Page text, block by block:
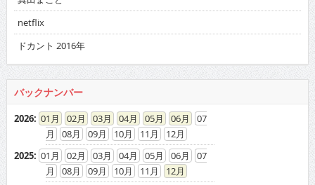
netflix
ドカント 2016年
バックナンバー
2026: 01 02 03 04 05 06
07
08
09 10 11
12
2025: 01 02 03 04 05 06
07
08
09 10 11
12